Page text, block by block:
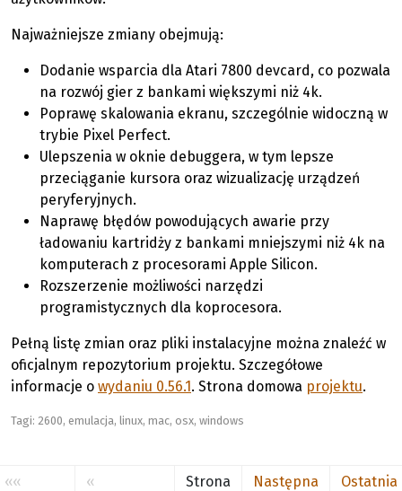
Najważniejsze zmiany obejmują:
Dodanie wsparcia dla Atari 7800 devcard, co pozwala
na rozwój gier z bankami większymi niż 4k.
Poprawę skalowania ekranu, szczególnie widoczną w
trybie Pixel Perfect.
Ulepszenia w oknie debuggera, w tym lepsze
przeciąganie kursora oraz wizualizację urządzeń
peryferyjnych.
Naprawę błędów powodujących awarie przy
ładowaniu kartridży z bankami mniejszymi niż 4k na
komputerach z procesorami Apple Silicon.
Rozszerzenie możliwości narzędzi
programistycznych dla koprocesora.
Pełną listę zmian oraz pliki instalacyjne można znaleźć w
oficjalnym repozytorium projektu. Szczegółowe
informacje o wydaniu 0.56.1. Strona domowa projektu.
Tagi: 2600, emulacja, linux, mac, osx, windows
««
«
Strona
Następna
Ostatnia